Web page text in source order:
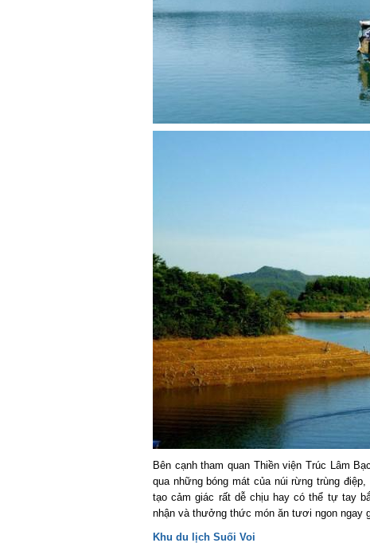
Bên cạnh tham quan Thiền viện Trúc Lâm
qua những bóng mát của núi rừng trùng
tạo cảm giác rất dễ chịu hay có thể tự tay
nhận và thưởng thức món ăn tươi ngon ngay
Khu du lịch Suối Voi